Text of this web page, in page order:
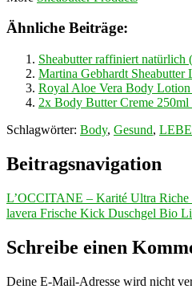
Ähnliche Beiträge:
Sheabutter raffiniert natürlich
Martina Gebhardt
Royal Aloe Vera Body
2x Body Butter Creme
Schlagwörter: Body, Gesund,
Beitragsnavigation
L’OCCITANE – Karité Ultra
lavera Frische Kick Duschgel Bio
Schreibe einen
Deine E-Mail-Adresse wird nicht